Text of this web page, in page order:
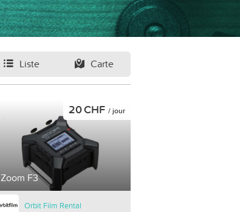
Liste Carte
Zoom F3
20 CHF / jour
Orbit Film Rental